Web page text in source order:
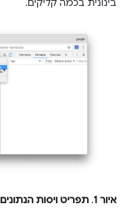
בינונית בכמה קליקים.
איור 1 . תפריט ויסות הנתונים